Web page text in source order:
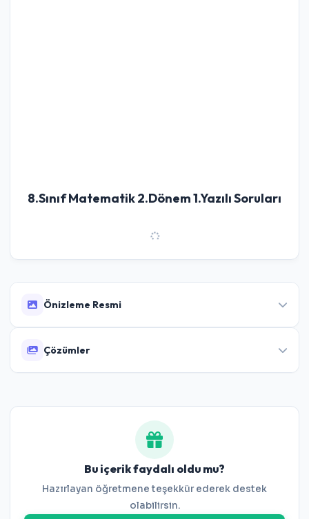
8.Sınıf Matematik 2.Dönem 1.Yazılı Soruları
Önizleme Resmi
Çözümler
Bu içerik faydalı oldu mu?
Hazırlayan öğretmene teşekkür ederek destek
olabilirsin.